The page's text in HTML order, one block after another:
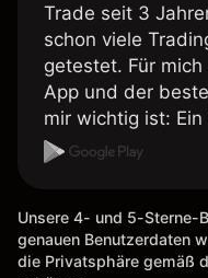
Trade seit 3
schon viele
getestet. Für
App und der
mir wichtig ist: Ein
Auszahlungen per
möglich.
möglich. Berichte,
Eine
Unsere 4- und 5-Sterne-
genauen Benutzerdaten
die Privatsphäre gemäß